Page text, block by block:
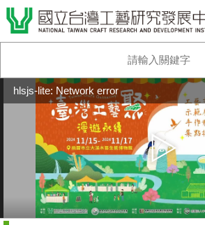
hlsjs-lite: Network error